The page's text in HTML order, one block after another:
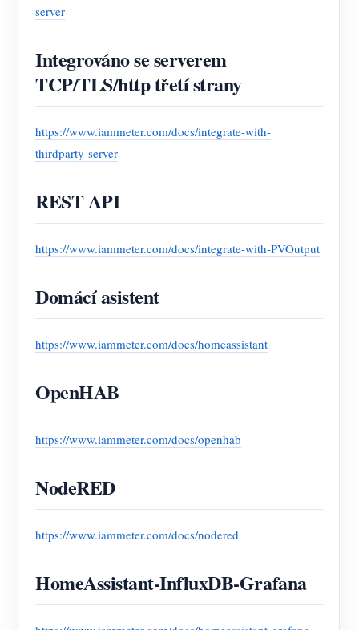
server
Integrováno se serverem
TCP/TLS/http třetí strany
https://www.iammeter.com/docs/integrate-with-
thirdparty-server
REST API
https://www.iammeter.com/docs/integrate-with-PVOutput
Domácí asistent
https://www.iammeter.com/docs/homeassistant
OpenHAB
https://www.iammeter.com/docs/openhab
NodeRED
https://www.iammeter.com/docs/nodered
HomeAssistant-InfluxDB-Grafana